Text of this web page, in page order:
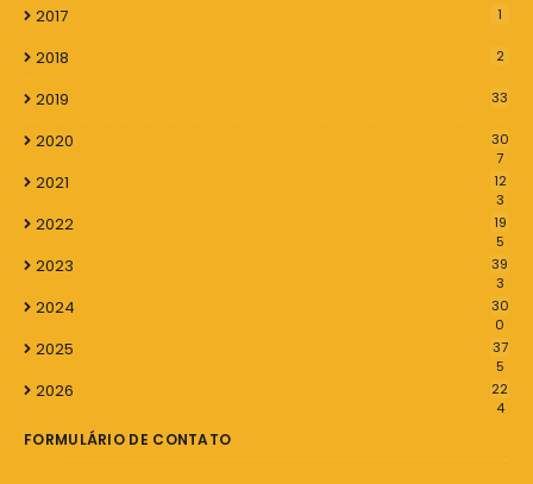
2017 1
2018 2
2019 33
2020
30
7
2021
12
3
2022
19
5
2023
39
3
2024
30
0
2025
37
5
2026
22
4
FORMULÁRIO DE CONTATO